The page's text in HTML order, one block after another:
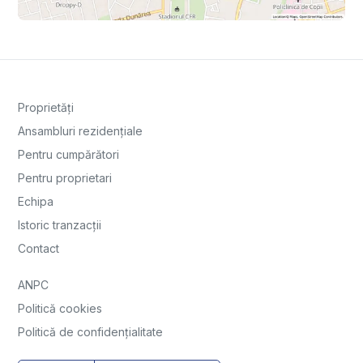
Proprietăți
Ansambluri rezidențiale
Pentru cumpărători
Pentru proprietari
Echipa
Istoric tranzacții
Contact
ANPC
Politică cookies
Politică de confidențialitate